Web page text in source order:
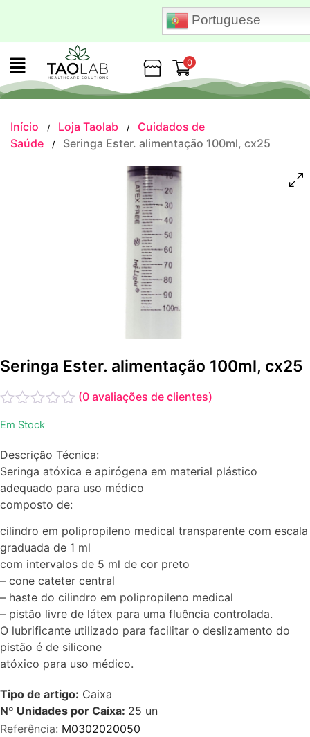
Portuguese
Loja
0
Início / Loja Taolab /
Cuidados de
Saúde
/ Seringa Ester. alimentação 100ml, cx25
Seringa Ester. alimentação 100ml, cx25
0
5
(0 avaliações de clientes)
Em Stock
Descrição Técnica:
Seringa atóxica e apirógena em material plástico
adequado para uso médico
composto de:
cilindro em polipropileno medical transparente com escala
graduada de 1 ml
com intervalos de 5 ml de cor preto
– cone cateter central
– haste do cilindro em polipropileno medical
– pistão livre de látex para uma fluência controlada.
O lubrificante utilizado para facilitar o deslizamento do
pistão é de silicone
atóxico para uso médico.
Tipo de artigo: Caixa
Nº Unidades por Caixa: 25 un
Referência: M0302020050